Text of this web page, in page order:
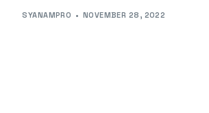
SYANAMPRO NOVEMBER 28, 2022